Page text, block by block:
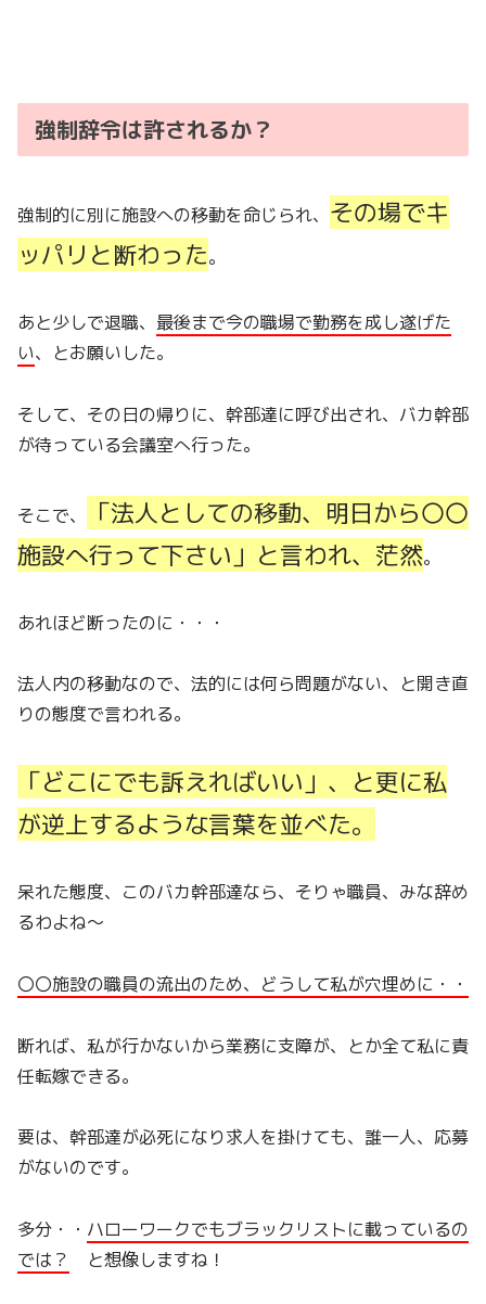
強制辞令は許されるか？
強制的に別に施設への移動を命じられ、 その場でキ
ッパリと断わった。
あと少しで退職、 最後まで今の職場で勤務を成し遂げた
い、とお願いした。
そして、その日の帰りに、幹部達に呼び出され、バカ幹部
が待っている会議室へ行った。
そこで、
「法人としての移動、明日から〇〇
施設へ行って下さい」と言われ、茫然。
あれほど断ったのに・・・
法人内の移動なので、法的には何ら問題がない、と開き直
りの態度で言われる。
「どこにでも訴えればいい」、と更に私
が逆上するような言葉を並べた。
呆れた態度、このバカ幹部達なら、そりゃ職員、みな辞め
るわよね～
〇〇施設の職員の流出のため、どうして私が穴埋めに・・
断れば、私が行かないから業務に支障が、とか全て私に責
任転嫁できる。
要は、幹部達が必死になり求人を掛けても、誰一人、応募
がないのです。
多分・・ ハローワークでもブラックリストに載っているの
では？
と想像しますね！